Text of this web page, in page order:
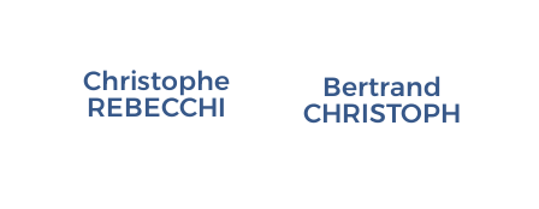
Christophe
REBECCHI
Bertrand
CHRISTOPH